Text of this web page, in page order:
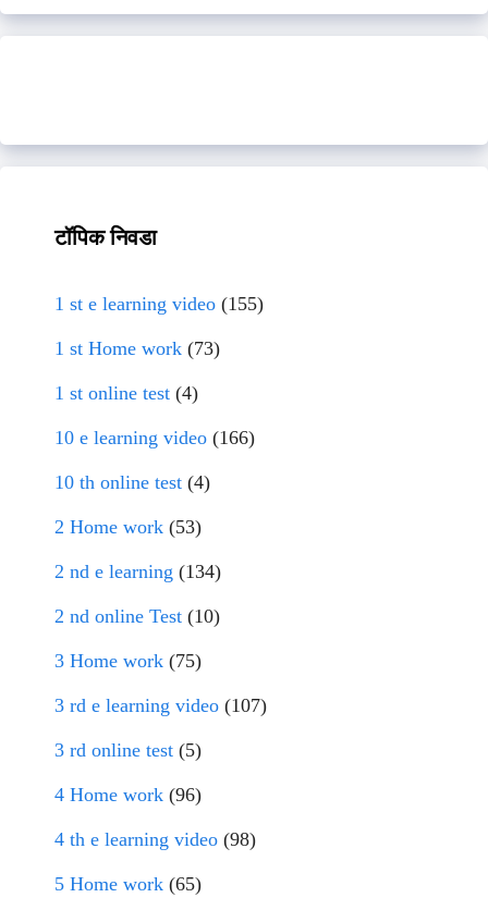
टॉपिक निवडा
1 st e learning video (155)
1 st Home work (73)
1 st online test (4)
10 e learning video (166)
10 th online test (4)
2 Home work (53)
2 nd e learning (134)
2 nd online Test (10)
3 Home work (75)
3 rd e learning video (107)
3 rd online test (5)
4 Home work (96)
4 th e learning video (98)
5 Home work (65)